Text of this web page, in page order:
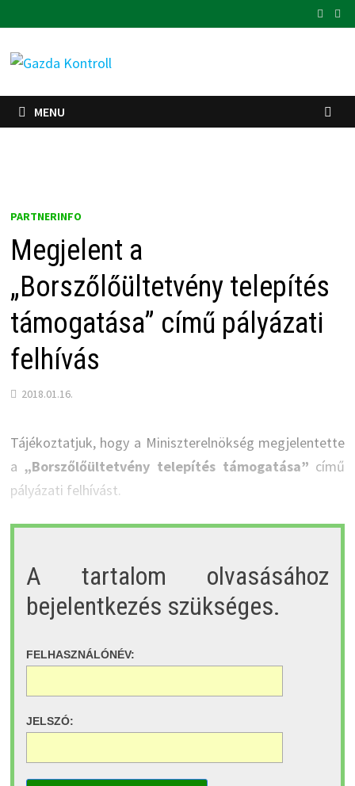
to
content
MENU
PARTNERINFO
Megjelent a
„Borszőlőültetvény telepítés
támogatása” című pályázati
felhívás
2018.01.16.
Tájékoztatjuk, hogy a Miniszterelnökség megjelentette
a „Borszőlőültetvény telepítés támogatása” című
pályázati felhívást.
A tartalom olvasásához
bejelentkezés szükséges.
FELHASZNÁLÓNÉV:
JELSZÓ: